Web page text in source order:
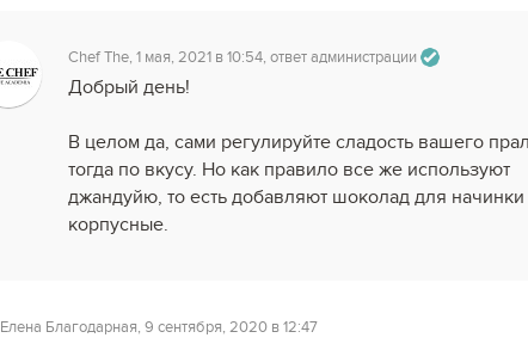
Chef The, 1 мая, 2021 в 10:54, ответ администрации
Добрый день!
В целом да, сами регулируйте сладость вашего
тогда по вкусу. Но как правило все же используют
джандуйю, то есть добавляют шоколад для
корпусные.
Елена Благодарная, 9 сентября, 2020 в 12:47